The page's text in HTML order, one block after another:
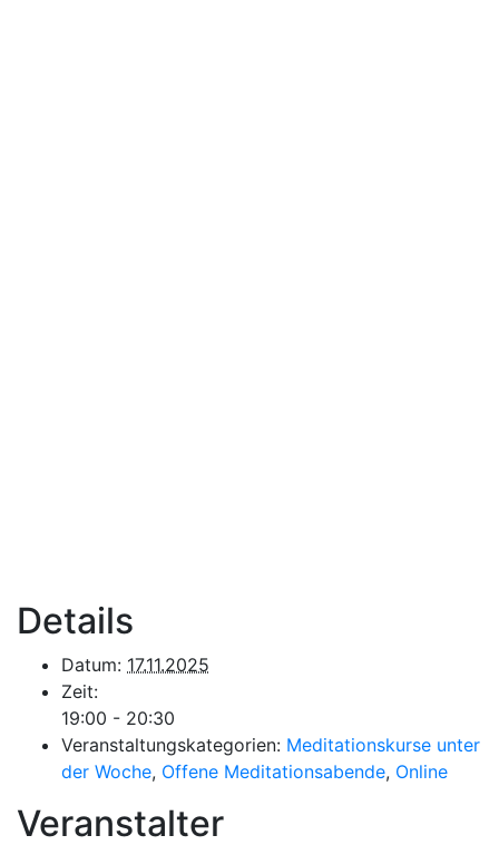
Details
Datum: 17.11.2025
Zeit:
19:00 - 20:30
Veranstaltungskategorien: Meditationskurse unter
der Woche, Offene Meditationsabende, Online
Veranstalter